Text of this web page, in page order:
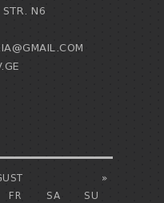
STR. N6
»
FR SA
SU